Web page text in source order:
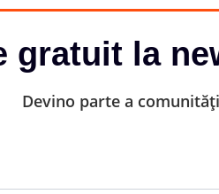
gratuit la
Devino parte a